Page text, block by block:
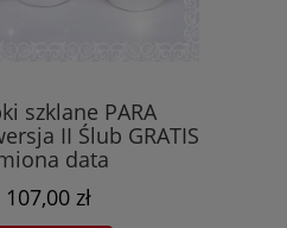
szklane PARA
II Ślub GRATIS
data
107,00 zł